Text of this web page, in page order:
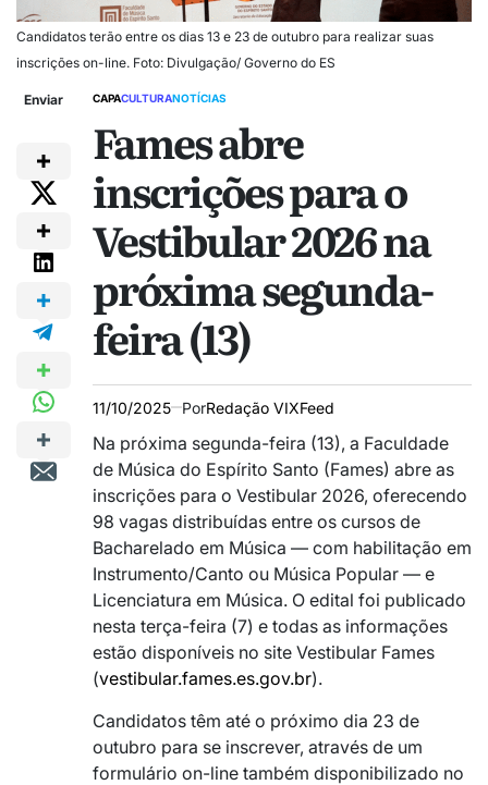
Candidatos terão entre os dias 13 e 23 de outubro para realizar suas
inscrições on-line. Foto: Divulgação/ Governo do ES
Enviar CAPACULTURANOTÍCIAS
Fames abre
inscrições para o
Vestibular 2026 na
próxima segunda-
feira (13)
11/10/2025 PorRedação VIXFeed
Na próxima segunda-feira (13), a Faculdade
de Música do Espírito Santo (Fames) abre as
inscrições para o Vestibular 2026, oferecendo
98 vagas distribuídas entre os cursos de
Bacharelado em Música — com habilitação em
Instrumento/Canto ou Música Popular — e
Licenciatura em Música. O edital foi publicado
nesta terça-feira (7) e todas as informações
estão disponíveis no site Vestibular Fames
(vestibular.fames.es.gov.br).
Candidatos têm até o próximo dia 23 de
outubro para se inscrever, através de um
formulário on-line também disponibilizado no